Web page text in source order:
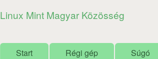
Linux Mint Magyar Közösség
Start Régi gép Súgó